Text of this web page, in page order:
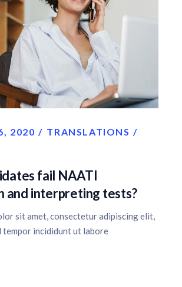
2020
TRANSLATIONS
fail NAATI
and interpreting tests?
sit amet, consectetur adipiscing elit,
tempor incididunt ut labore